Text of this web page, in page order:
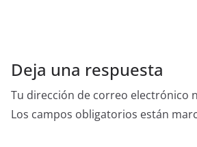
Deja una respuesta
Tu dirección de correo electrónico
Los campos obligatorios están